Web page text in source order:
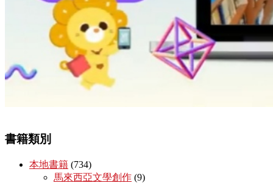
書籍類別
本地書籍 (734)
馬來西亞文學創作 (9)